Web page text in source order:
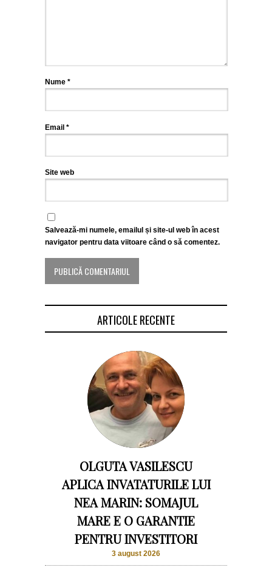
Nume *
Email *
Site web
Salvează-mi numele, emailul și site-ul web în acest
navigator pentru data viitoare când o să comentez.
ARTICOLE RECENTE
OLGUTA VASILESCU
APLICA INVATATURILE LUI
NEA MARIN: SOMAJUL
MARE E O GARANTIE
PENTRU INVESTITORI
3 august 2026